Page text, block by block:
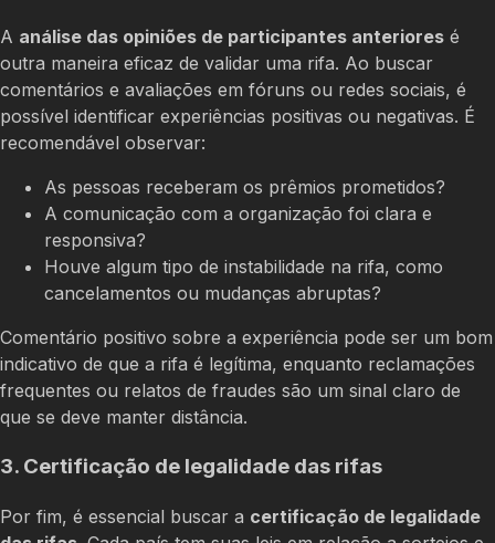
A análise das opiniões de participantes anteriores é
outra maneira eficaz de validar uma rifa. Ao buscar
comentários e avaliações em fóruns ou redes sociais, é
possível identificar experiências positivas ou negativas. É
recomendável observar:
As pessoas receberam os prêmios prometidos?
A comunicação com a organização foi clara e
responsiva?
Houve algum tipo de instabilidade na rifa, como
cancelamentos ou mudanças abruptas?
Comentário positivo sobre a experiência pode ser um bom
indicativo de que a rifa é legítima, enquanto reclamações
frequentes ou relatos de fraudes são um sinal claro de
que se deve manter distância.
3. Certificação de legalidade das rifas
Por fim, é essencial buscar a certificação de legalidade